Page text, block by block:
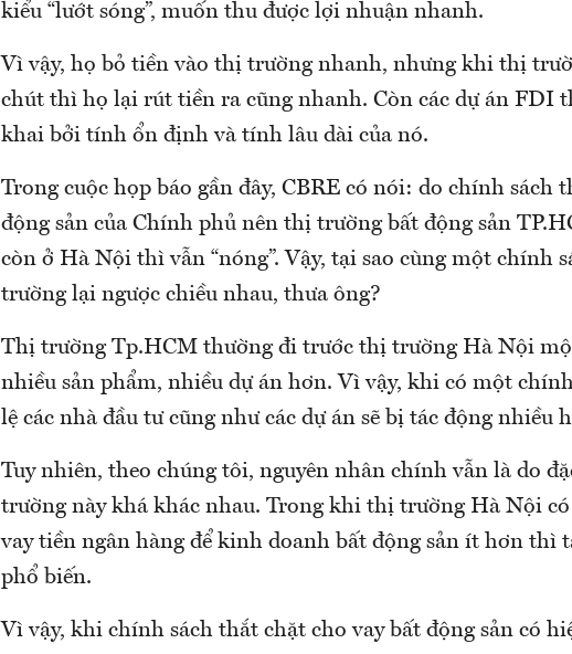
kiểu “lướt sóng”, muốn thu được lợi nhuận nhanh.
Vì vậy, họ bỏ tiền vào thị trường nhanh, nhưng khi thị
chút thì họ lại rút tiền ra cũng nhanh. Còn các dự án FDI
khai bởi tính ổn định và tính lâu dài của nó.
Trong cuộc họp báo gần đây, CBRE có nói: do chính sách
động sản của Chính phủ nên thị trường bất động sản
còn ở Hà Nội thì vẫn “nóng”. Vậy, tại sao cùng một chính
trường lại ngược chiều nhau, thưa ông?
Thị trường Tp.HCM thường đi trước thị trường Hà Nội
nhiều sản phẩm, nhiều dự án hơn. Vì vậy, khi có một
lệ các nhà đầu tư cũng như các dự án sẽ bị tác động nhiều
Tuy nhiên, theo chúng tôi, nguyên nhân chính vẫn là do
trường này khá khác nhau. Trong khi thị trường Hà Nội có
vay tiền ngân hàng để kinh doanh bất động sản ít hơn thì
phổ biến.
Vì vậy, khi chính sách thắt chặt cho vay bất động sản có